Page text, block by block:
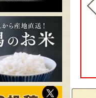
予約注文：新潟県産 桃（贈
答用・家庭用）
石田フルーツガーデン